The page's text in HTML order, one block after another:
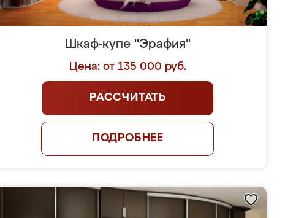
Шкаф-купе "Эрафия"
Цена: от 135 000 руб.
РАССЧИТАТЬ
ПОДРОБНЕЕ